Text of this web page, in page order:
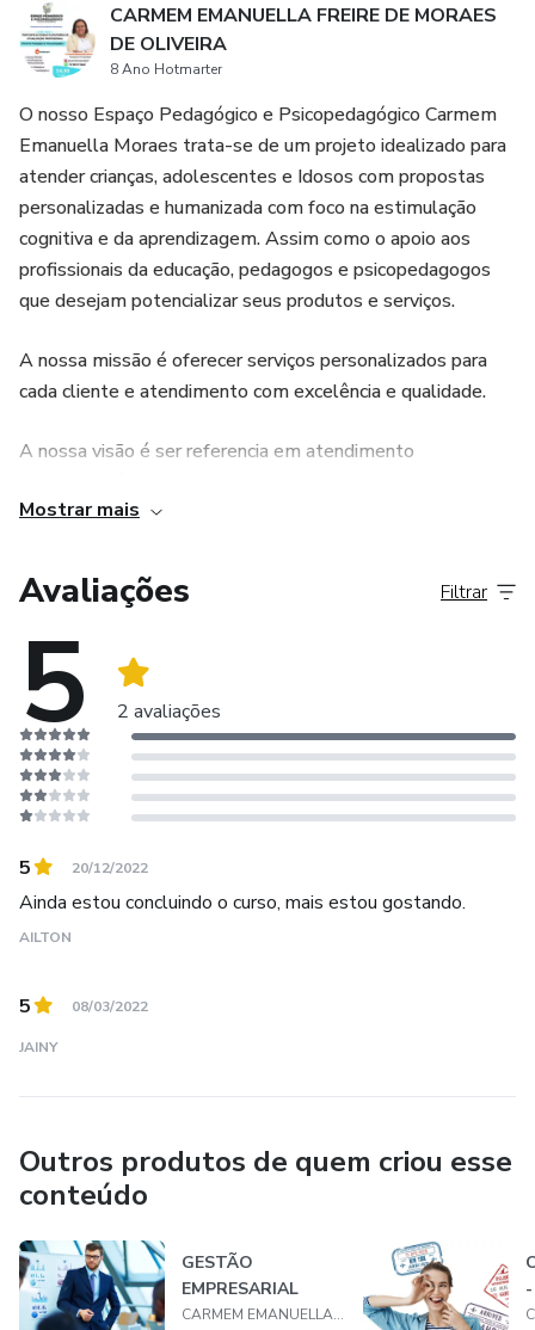
CARMEM EMANUELLA FREIRE DE MORAES
DE OLIVEIRA
8 Ano Hotmarter
O nosso Espaço Pedagógico e Psicopedagógico Carmem
Emanuella Moraes trata-se de um projeto idealizado para
atender crianças, adolescentes e Idosos com propostas
personalizadas e humanizada com foco na estimulação
cognitiva e da aprendizagem. Assim como o apoio aos
profissionais da educação, pedagogos e psicopedagogos
que desejam potencializar seus produtos e serviços.
A nossa missão é oferecer serviços personalizados para
cada cliente e atendimento com excelência e qualidade.
A nossa visão é ser referencia em atendimento
diferencial o compromisso, a qualidade e o
Os nossos valores são e´tica e integridade nas relações,
responsabilidade social, desenvolvimento humano.
Nossos serviços:
Atendimento Psicopedagógico;
Acompanhamento Pedagógico;
Mentoria Pedagógica e Psicopedagógica
Curso Online de atualização profissional
Oficinas temáticas
Mostrar mais
Avaliações
5 2 avaliações
Filtrar
5 20/12/2022
Ainda estou concluindo o curso, mais estou gostando.
AILTON
5 08/03/2022
JAINY
Outros produtos de quem criou esse
conteúdo
GESTÃO
EMPRESARIAL
CARMEM EMANUELLA FREIRE DE MORAES DE OLIVEIRA